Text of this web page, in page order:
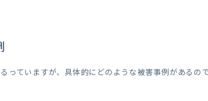
っていますが、具体的にどのような被害事例があるの